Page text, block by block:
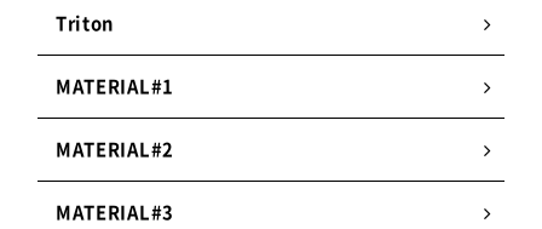
Triton
MATERIAL#1
MATERIAL#2
MATERIAL#3